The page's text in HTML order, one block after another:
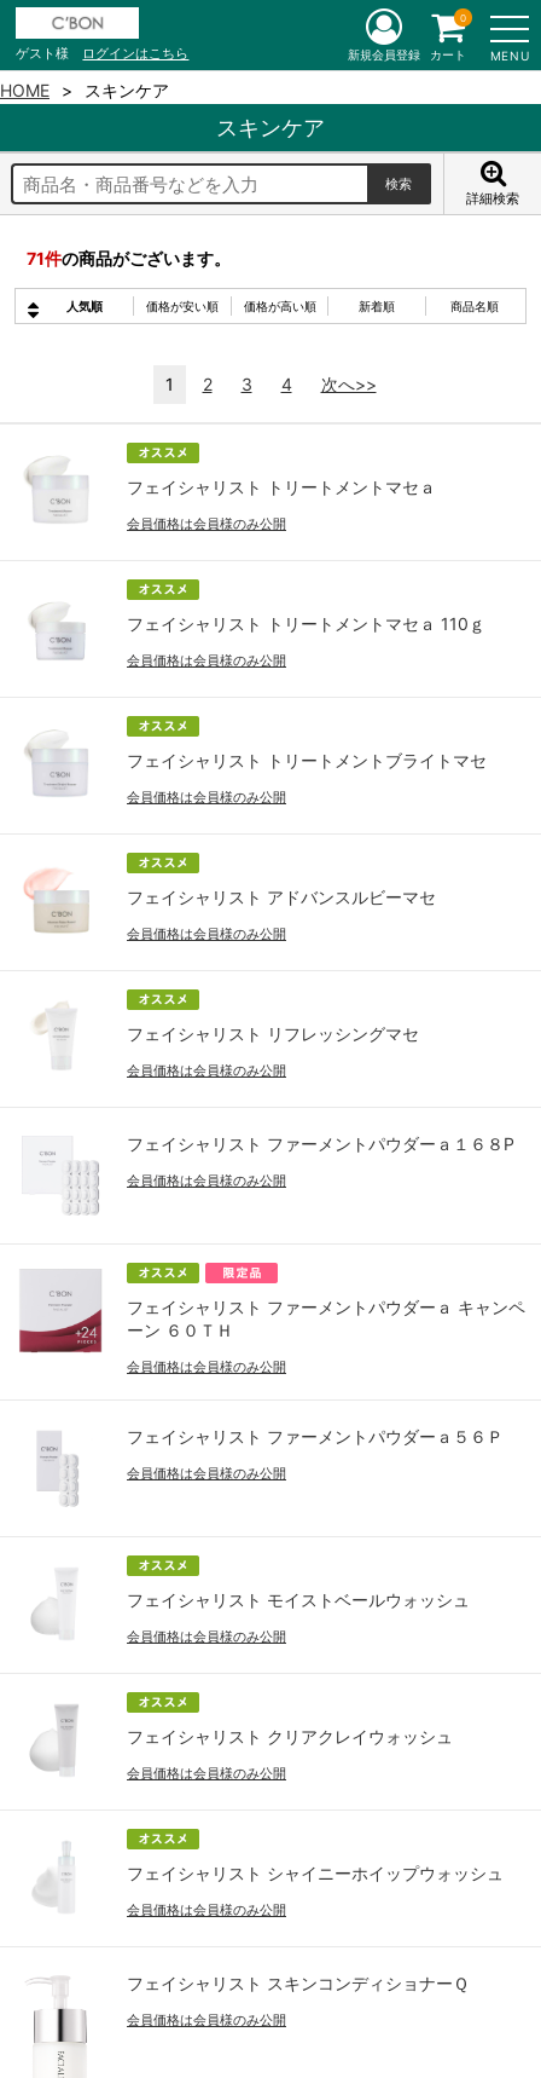
ゲスト様 ログインはこちら MENU
新規会員登録 カート
0
HOME スキンケア
スキンケア
詳細検索
71件の商品がございます。
人気順 価格が安い順 価格が高い順 新着順 商品名順
1 2 3 4 次へ>>
フェイシャリスト トリートメントマセａ
会員価格は会員様のみ公開
フェイシャリスト トリートメントマセａ 110ｇ
会員価格は会員様のみ公開
フェイシャリスト トリートメントブライトマセ
会員価格は会員様のみ公開
フェイシャリスト アドバンスルビーマセ
会員価格は会員様のみ公開
フェイシャリスト リフレッシングマセ
会員価格は会員様のみ公開
フェイシャリスト ファーメントパウダーａ１６８P
会員価格は会員様のみ公開
フェイシャリスト ファーメントパウダーａ キャンペ
ーン ６０ＴＨ
会員価格は会員様のみ公開
フェイシャリスト ファーメントパウダーａ５６Ｐ
会員価格は会員様のみ公開
フェイシャリスト モイストベールウォッシュ
会員価格は会員様のみ公開
フェイシャリスト クリアクレイウォッシュ
会員価格は会員様のみ公開
フェイシャリスト シャイニーホイップウォッシュ
会員価格は会員様のみ公開
フェイシャリスト スキンコンディショナーＱ
会員価格は会員様のみ公開